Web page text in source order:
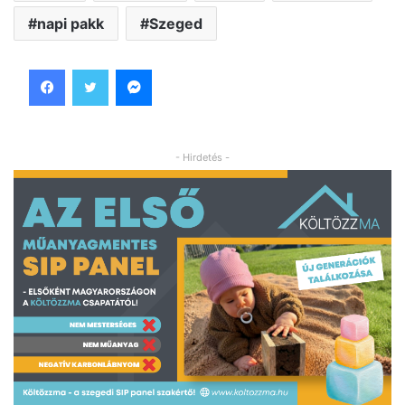
napi pakk Szeged
- Hirdetés -